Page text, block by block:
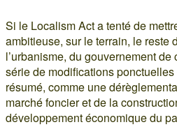
Si le Localism Act a tenté de
ambitieuse, sur le terrain, le reste
l’urbanisme, du gouvernement
série de modifications
résumé, comme une
marché foncier et de la
développement économique du